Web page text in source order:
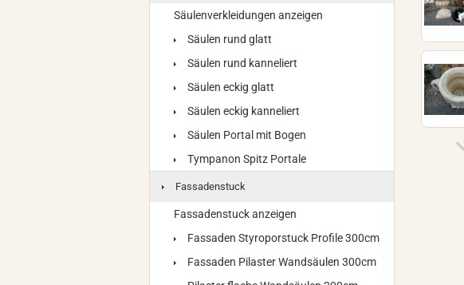
Säulenverkleidungen anzeigen
Säulen rund glatt
Säulen rund kanneliert
Säulen eckig glatt
Säulen eckig kanneliert
Säulen Portal mit Bogen
Tympanon Spitz Portale
Fassadenstuck
Fassadenstuck anzeigen
Fassaden Styroporstuck Profile 300cm
Fassaden Pilaster Wandsäulen 300cm